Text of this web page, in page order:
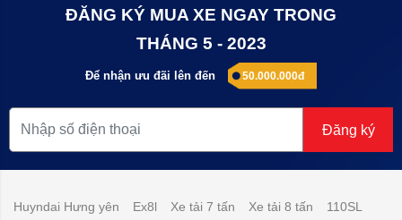
ĐĂNG KÝ MUA XE NGAY TRONG
THÁNG 5 - 2023
Để nhận ưu đãi lên đến 50.000.000đ
Đăng ký
Huyndai Hưng yên Ex8l Xe tải 7 tấn Xe tải 8 tấn
110SL